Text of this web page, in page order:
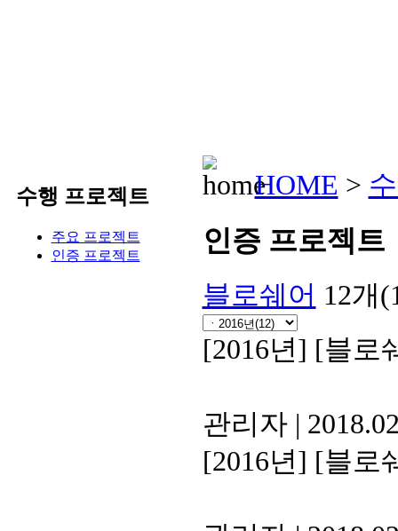
수행 프로젝트
주요 프로젝트
인증 프로젝트
HOME >
인증 프로젝트
블로쉐어 12개
[2016년] [블로
관리자 |
[2016년] [블로